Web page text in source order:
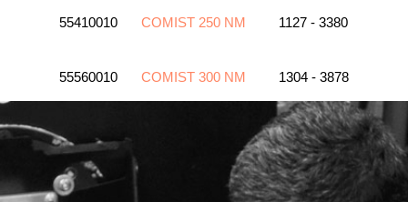
55410010 COMIST 250 NM 1127 - 3380
55560010 COMIST 300 NM 1304 - 3878